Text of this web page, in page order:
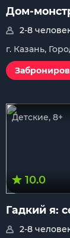
Дом-
2-8
г. Казань,
Детские, 8+
10.0
Гадкий я:
2-8